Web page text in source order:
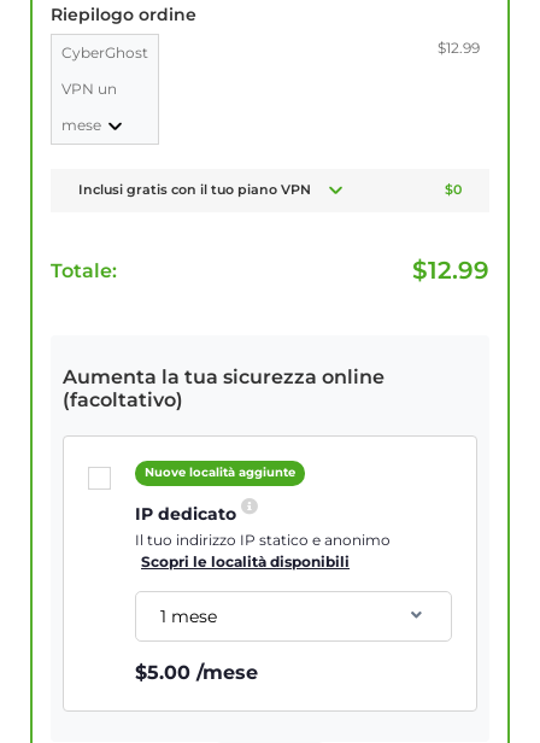
Riepilogo ordine
CyberGhost
VPN un
mese
$12.99
Inclusi gratis con il tuo piano VPN $0
Totale: $12.99
Aumenta la tua sicurezza online
(facoltativo)
Nuove località aggiunte
IP dedicato
Il tuo indirizzo IP statico e anonimo
Scopri le località disponibili
1 mese
$5.00 /mese